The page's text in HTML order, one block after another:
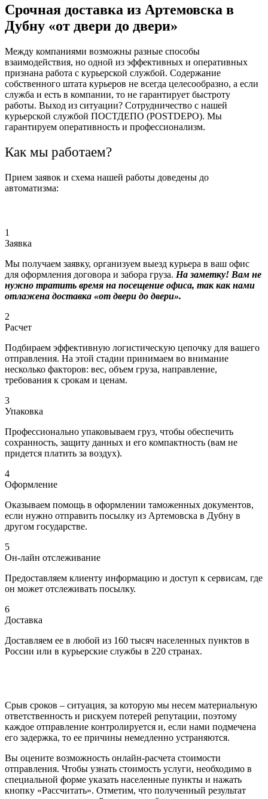
Срочная доставка из Артемовска в
Дубну «от двери до двери»
Между компаниями возможны разные способы
взаимодействия, но одной из эффективных и оперативных
признана работа с курьерской службой. Содержание
собственного штата курьеров не всегда целесообразно, а если
служба и есть в компании, то не гарантирует быстроту
работы. Выход из ситуации? Сотрудничество с нашей
курьерской службой ПОСТДЕПО (POSTDEPO). Мы
гарантируем оперативность и профессионализм.
Как мы работаем?
Прием заявок и схема нашей работы доведены до
автоматизма:
1
Заявка
Мы получаем заявку, организуем выезд курьера в ваш офис
для оформления договора и забора груза. На заметку! Вам не
нужно тратить время на посещение офиса, так как нами
отлажена доставка «от двери до двери».
2
Расчет
Подбираем эффективную логистическую цепочку для вашего
отправления. На этой стадии принимаем во внимание
несколько факторов: вес, объем груза, направление,
требования к срокам и ценам.
3
Упаковка
Профессионально упаковываем груз, чтобы обеспечить
сохранность, защиту данных и его компактность (вам не
придется платить за воздух).
4
Оформление
Оказываем помощь в оформлении таможенных документов,
если нужно отправить посылку из Артемовска в Дубну в
другом государстве.
5
Он-лайн отслеживание
Предоставляем клиенту информацию и доступ к сервисам, где
он может отслеживать посылку.
6
Доставка
Доставляем ее в любой из 160 тысяч населенных пунктов в
России или в курьерские службы в 220 странах.
Срыв сроков – ситуация, за которую мы несем материальную
ответственность и рискуем потерей репутации, поэтому
каждое отправление контролируется и, если нами подмечена
его задержка, то ее причины немедленно устраняются.
Вы оцените возможность онлайн-расчета стоимости
отправления. Чтобы узнать стоимость услуги, необходимо в
специальной форме указать населенные пункты и нажать
кнопку «Рассчитать». Отметим, что полученный результат